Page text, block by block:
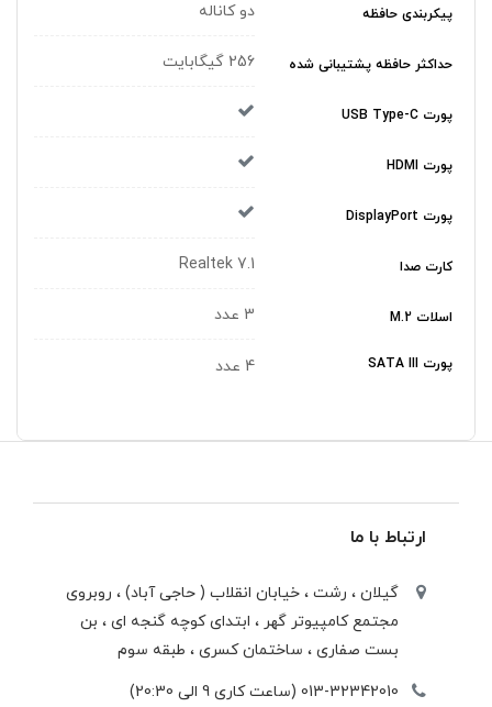
پیکربندی حافظه دو کاناله
حداکثر حافظه پشتیبانی شده 256 گیگابایت
پورت USB Type-C
پورت HDMI
پورت DisplayPort
کارت صدا Realtek 7.1
اسلات M.2 3 عدد
پورت SATA III 4 عدد
ارتباط با ما
گیلان ، رشت ، خيابان انقلاب ( حاجی آباد) ، روبروی
مجتمع كامپيوتر گهر ، ابتدای كوچه گنجه ای ، بن
بست صفاری ، ساختمان كسری ، طبقه سوم
013-32342010 (ساعت کاری 9 الی 20:30)